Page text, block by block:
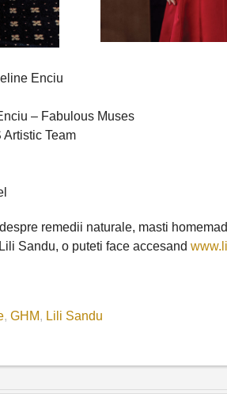
Enciu
– Fabulous Muses
Artistic Team
remedii naturale, masti
Sandu, o puteti face accesand
, GHM, Lili Sandu